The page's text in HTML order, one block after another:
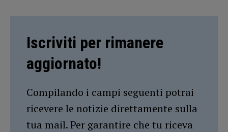
Iscriviti per rimanere
aggiornato!
Compilando i campi seguenti potrai
ricevere le notizie direttamente sulla
tua mail. Per garantire che tu riceva